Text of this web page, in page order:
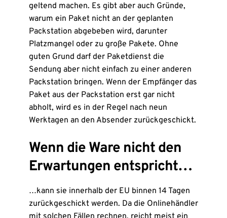
geltend machen. Es gibt aber auch Gründe,
warum ein Paket nicht an der geplanten
Packstation abgebeben wird, darunter
Platzmangel oder zu große Pakete. Ohne
guten Grund darf der Paketdienst die
Sendung aber nicht einfach zu einer anderen
Packstation bringen. Wenn der Empfänger das
Paket aus der Packstation erst gar nicht
abholt, wird es in der Regel nach neun
Werktagen an den Absender zurückgeschickt.
Wenn die Ware nicht den
Erwartungen entspricht…
…kann sie innerhalb der EU binnen 14 Tagen
zurückgeschickt werden. Da die Onlinehändler